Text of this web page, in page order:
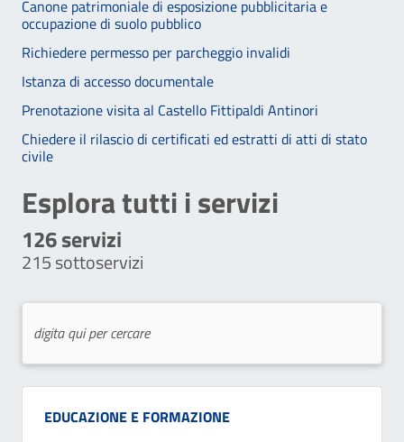
Esplora tutti i servizi
126servizi
215sottoservizi
Categoria:
EDUCAZIONE E FORMAZIONE
Canone patrimoniale di esposizione pubblicitaria e
occupazione di suolo pubblico
Richiedere permesso per parcheggio invalidi
Istanza di accesso documentale
Prenotazione visita al Castello Fittipaldi Antinori
Chiedere il rilascio di certificati ed estratti di atti di stato
civile